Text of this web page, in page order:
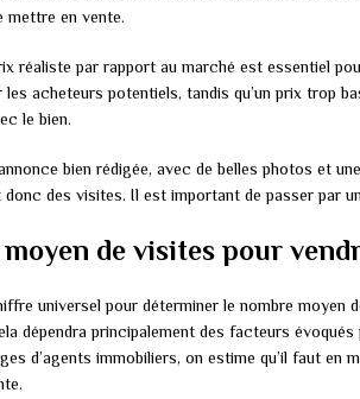
mettre en vente.
réaliste par rapport au marché est essentiel
acheteurs potentiels, tandis qu’un prix trop
le bien.
bien rédigée, avec de belles photos et
des visites. Il est important de passer par
de visites pour
universel pour déterminer le nombre moyen
dépendra principalement des facteurs
d’agents immobiliers, on estime qu’il faut en